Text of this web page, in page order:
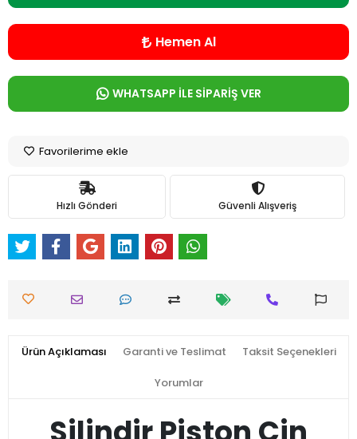
Hemen Al
WHATSAPP İLE SİPARİŞ VER
Favorilerime ekle
Hızlı Gönderi Güvenli Alışveriş
Ürün Açıklaması Garanti ve Teslimat Taksit Seçenekleri
Yorumlar